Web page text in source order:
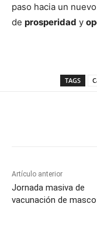
paso hacia un
de prosperidad y
TAGS
Artículo anterior
Jornada masiva de
vacunación de